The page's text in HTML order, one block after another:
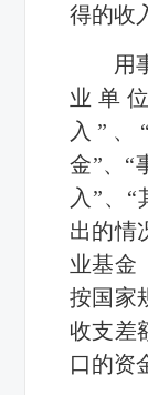
得的收
用
业单
入”、
金”、“
入”、
出的情
业基金
按国家
收支差
口的资